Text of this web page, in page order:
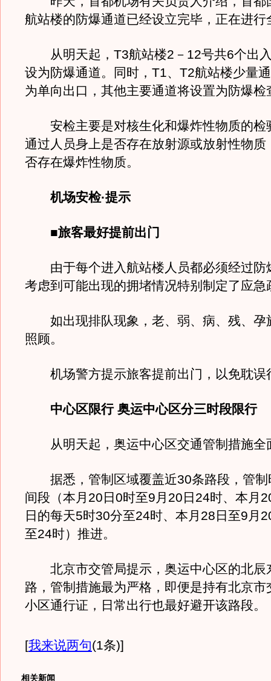
航站楼的防爆通道已经设立完毕，正在进行
从明天起，T3航站楼2－12号共6个出
设为防爆通道。同时，T1、T2航站楼少量
为单向出口，其他主要通道将设置为防爆检
安检主要是对核生化和爆炸性物质的检
通过人员身上是否存在放射源或放射性物质
否存在爆炸性物质。
机场安检·提示
■旅客最好提前出门
由于每个进入航站楼人员都必须经过防
考虑到可能出现的拥堵情况特别制定了应急
如出现排队现象，老、弱、病、残、孕
照顾。
机场警方提示旅客提前出门，以免耽误
中心区限行 奥运中心区分三时段限行
从明天起，奥运中心区交通管制措施全
据悉，管制区域覆盖近30条路段，管制
间段（本月20日0时至9月20日24时、本月
日的每天5时30分至24时、本月28日至9月
至24时）推进。
北京市交管局提示，奥运中心区的北辰
路，管制措施最为严格，即便是持有北京市
小区通行证，日常出行也最好避开该路
[我来说两句(1条)]
相关新闻